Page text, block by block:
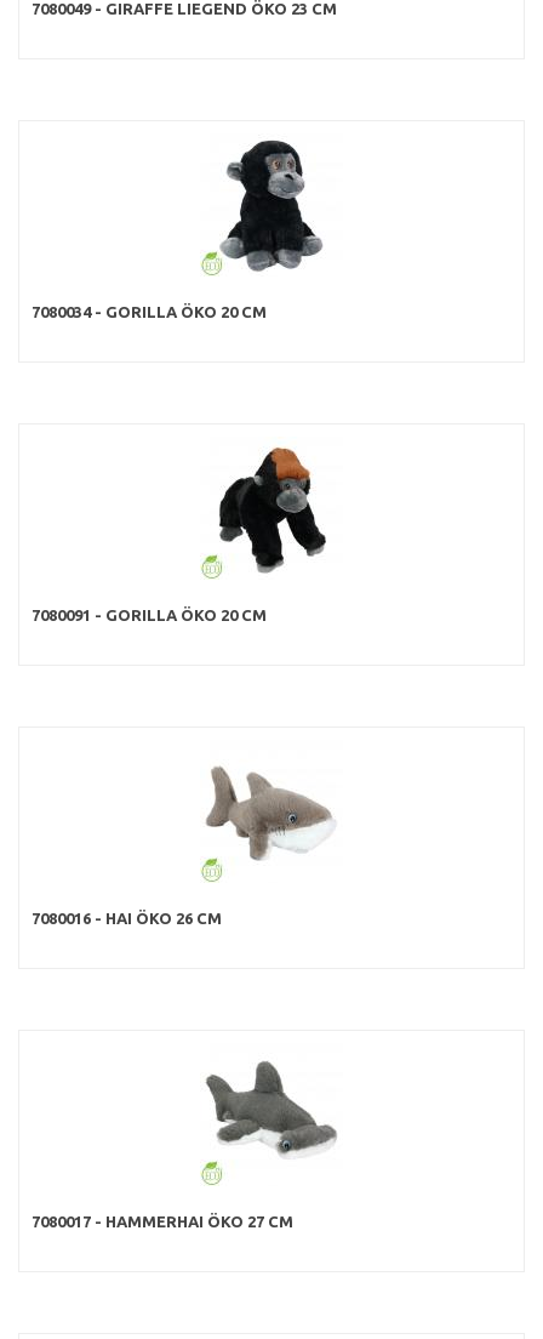
7080049 - GIRAFFE LIEGEND ÖKO 23 CM
7080034 - GORILLA ÖKO 20 CM
7080091 - GORILLA ÖKO 20 CM
7080016 - HAI ÖKO 26 CM
7080017 - HAMMERHAI ÖKO 27 CM